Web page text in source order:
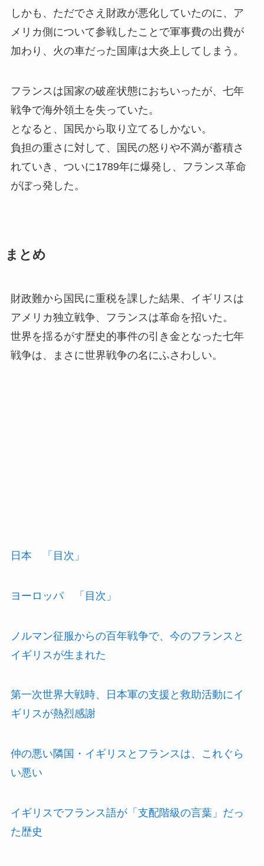
しかも、ただでさえ財政が悪化していたのに、ア
メリカ側について参戦したことで軍事費の出費が
加わり、火の車だった国庫は大炎上してしまう。
フランスは国家の破産状態におちいったが、七年
戦争で海外領土を失っていた。
となると、国民から取り立てるしかない。
負担の重さに対して、国民の怒りや不満が蓄積さ
れていき、ついに1789年に爆発し、フランス革命
がぼっ発した。
まとめ
財政難から国民に重税を課した結果、イギリスは
アメリカ独立戦争、フランスは革命を招いた。
世界を揺るがす歴史的事件の引き金となった七年
戦争は、まさに世界戦争の名にふさわしい。
日本 「目次」
ヨーロッパ 「目次」
ノルマン征服からの百年戦争で、今のフランスと
イギリスが生まれた
第一次世界大戦時、日本軍の支援と救助活動にイ
ギリスが熱烈感謝
仲の悪い隣国・イギリスとフランスは、これぐら
い悪い
イギリスでフランス語が「支配階級の言葉」だっ
た歴史